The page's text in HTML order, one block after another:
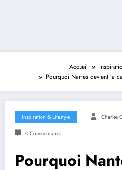
Accueil
Pourquoi Nantes devient la
Inspiration & Lifestyle Charles
0 Commentaires
Pourquoi